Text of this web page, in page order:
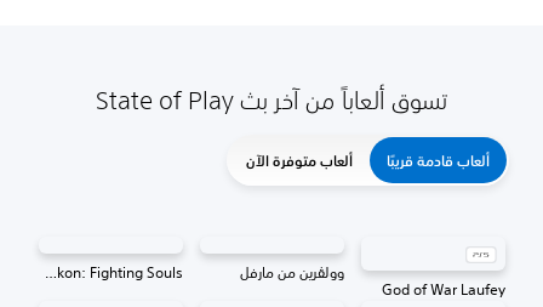
تسوق ألعاباً من آخر بث State of Play
ألعاب قادمة قريبًا ألعاب متوفرة الآن
God of War Laufey
وولڤرين من مارفل MARVEL Tōkon: Fighting Souls